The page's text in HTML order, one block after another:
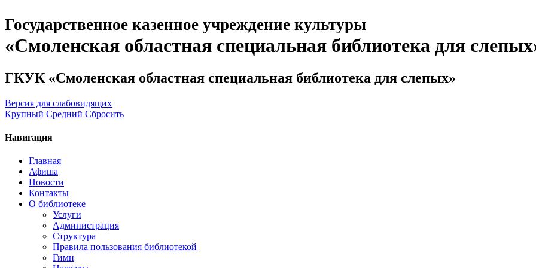
Государственное казенное учреждение культуры
«Смоленская областная специальная библиотека для
ГКУК «Смоленская областная специальная библиотека для слепых»
Версия для слабовидящих
Крупный Средний Сбросить
Навигация
Главная
Афиша
Новости
Контакты
О библиотеке
Услуги
Администрация
Структура
Правила пользования библиотекой
Гимн